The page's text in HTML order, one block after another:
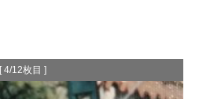
[ 4/12枚目 ]